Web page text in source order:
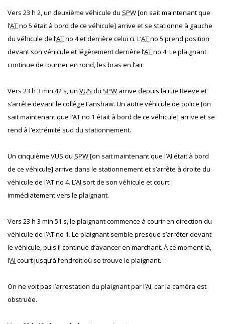
Vers 23 h 2, un deuxième véhicule du SPW[on sait maintenant que
l’ATno 5 était à bord de ce véhicule] arrive et se stationne à gauche
du véhicule de l’ATno 4 et derrière celui ci. L’ATno 5 prend position
devant son véhicule et légèrement derrière l’ATno 4. Le plaignant
continue de tourner en rond, les bras en l’air.
Vers 23 h 3 min 42 s, un VUS du SPW arrive depuis la rue Reeve et
s’arrête devant le collège Fanshaw. Un autre véhicule de police [on
sait maintenant que l’ATno 1 était à bord de ce véhicule] arrive et se
rend à l’extrémité sud du stationnement.
Un cinquième VUS du SPW[on sait maintenant que l’AI était à bord
de ce véhicule] arrive dans le stationnement et s’arrête à droite du
véhicule de l’ATno 4. L’AI sort de son véhicule et court
immédiatement vers le plaignant.
Vers 23 h 3 min 51 s, le plaignant commence à courir en direction du
véhicule de l’ATno 1. Le plaignant semble presque s’arrêter devant
le véhicule, puis il continue d’avancer en marchant. À ce moment là,
l’AI court jusqu’à l’endroit où se trouve le plaignant.
On ne voit pas l’arrestation du plaignant par l’AI, car la caméra est
obstruée.